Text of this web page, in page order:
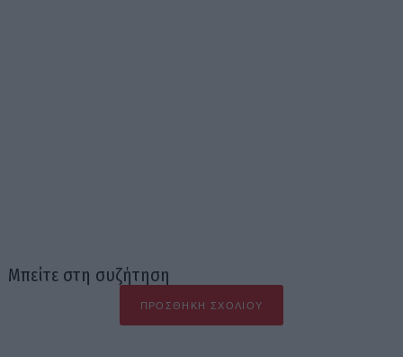
Μπείτε στη συζήτηση
ΠΡΟΣΘΉΚΗ ΣΧΟΛΊΟΥ